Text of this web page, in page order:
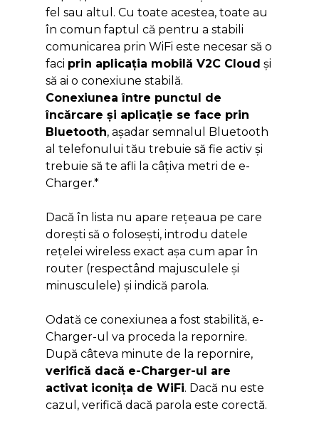
fel sau altul. Cu toate acestea, toate au
în comun faptul că pentru a stabili
comunicarea prin WiFi este necesar să o
faci prin aplicația mobilă V2C Cloud și
să ai o conexiune stabilă.
Conexiunea între punctul de
încărcare și aplicație se face prin
Bluetooth, așadar semnalul Bluetooth
al telefonului tău trebuie să fie activ și
trebuie să te afli la câțiva metri de e-
Charger.*
Dacă în lista nu apare rețeaua pe care
dorești să o folosești, introdu datele
rețelei wireless exact așa cum apar în
router (respectând majusculele și
minusculele) și indică parola.
Odată ce conexiunea a fost stabilită, e-
Charger-ul va proceda la repornire.
După câteva minute de la repornire,
verifică dacă e-Charger-ul are
activat iconița de WiFi. Dacă nu este
cazul, verifică dacă parola este corectă.